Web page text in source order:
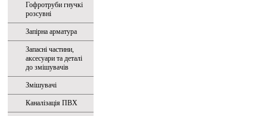
Гофротруби гнучкі
розсувні
Запірна арматура
Запасні частини,
аксесуари та деталі
до змішувачів
Змішувачі
Каналізація ПВХ